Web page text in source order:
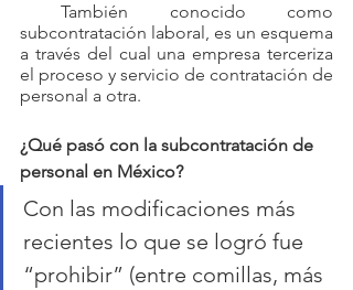
También conocido como
subcontratación laboral, es un esquema
a través del cual una empresa terceriza
el proceso y servicio de contratación de
personal a otra.
¿Qué pasó con la subcontratación de
personal en México?
Con las modificaciones más
recientes lo que se logró fue
“prohibir” (entre comillas, más